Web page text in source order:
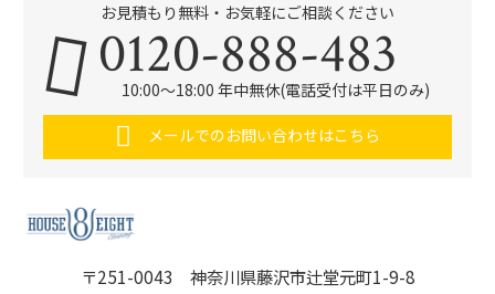
〒251-0043 神奈川県藤沢市辻堂元町1-9-8
お見積もり無料・お気軽にご相談ください
0120-888-483
10:00～18:00 年中無休(電話受付は平日のみ)
メールでのお問い合わせはこちら